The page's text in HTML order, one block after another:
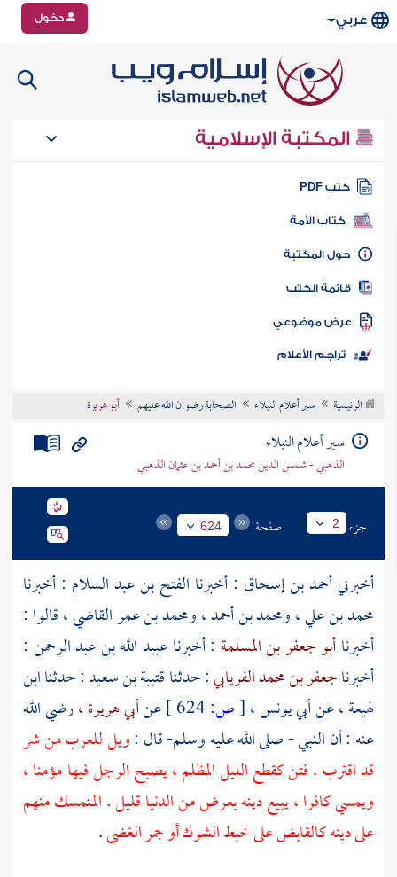
عربي دخول
المكتبة الإسلامية
كتب PDF
كتاب الأمة
المكتبة
الكتب
موضوعي
تراجم الأعلام
الرئيسية سير أعلام النبلاء الصحابة رضوان الله عليهم أبو هريرة
سير أعلام النبلاء
الذهبي - شمس الدين محمد بن أحمد بن عثمان الذهبي
جزء 2 صفحة 624
أخبرنيأحمد بن إسحاق : أخبرنا الفتح بن عبد السلام : أخبرنا
محمد بن علي،ومحمد بن أحمد،ومحمد بن عمر القاضي، قالوا :
أخبرناأبو جعفر بن المسلمة : أخبرناعبيد الله بن عبد الرحمن :
أخبرناجعفر بن محمد الفريابي: حدثناقتيبة بن سعيد: حدثناابن
لهيعة، عنأبي يونس،[ص: عنأبي هريرة، رضي الله
عنه : أن النبي - صلى الله عليه وسلم- قال :ويل للعرب من شر
قد اقترب . فتن كقطع الليل المظلم ، يصبح الرجل فيها مؤمنا ،
ويمسي كافرا ، يبيع دينه بعرض من الدنيا قليل . المتمسك منهم
على دينه كالقابض على خبط الشوك أو جمر الغضى.